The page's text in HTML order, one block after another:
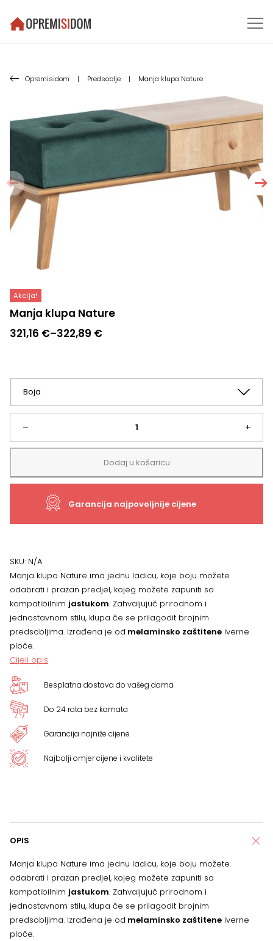
Opremisidom | Predsoblje | Manja klupa Nature
Akcija!
Manja klupa Nature
321,16 €–322,89 €
Raspon
321,16 €
322,89 €
–
Manja
klupa
Nature
+
Dodaj u košaricu
Garancija najpovoljnije cijene
SKU: N/A
Manja klupa Nature ima jednu ladicu, koje boju možete
odabrati i prazan predjel, kojeg možete zapuniti sa
kompatibilnim jastukom. Zahvaljujuč prirodnom i
jednostavnom stilu, klupa če se prilagodit brojnim
predsobljima. Izrađena je od melaminsko zaštitene iverne
ploče.
Cijeli opis
Besplatna dostava do vašeg doma
Do 24 rata bez kamata
Garancija najniže cijene
Najbolji omjer cijene i kvalitete
OPIS
Manja klupa Nature ima jednu ladicu, koje boju možete
odabrati i prazan predjel, kojeg možete zapuniti sa
kompatibilnim jastukom. Zahvaljujuč prirodnom i
jednostavnom stilu, klupa če se prilagodit brojnim
predsobljima. Izrađena je od melaminsko zaštitene iverne
ploče.